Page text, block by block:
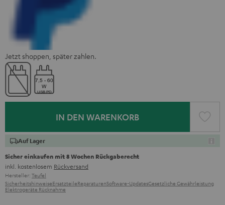
Jetzt shoppen, später zahlen.
IN DEN WARENKORB
Auf Lager
Sicher einkaufen mit 8 Wochen Rückgaberecht
inkl. kostenlosem Rückversand
Hersteller: Teufel
SicherheitshinweiseErsatzteileReparaturenSoftware-UpdatesGesetzliche Gewährleistung
Elektrogeräte Rücknahme